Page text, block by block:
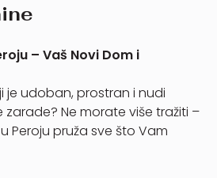
– Vaš Novi Dom i
je udoban, prostran i nudi
Ne morate više tražiti –
Peroju pruža sve što Vam